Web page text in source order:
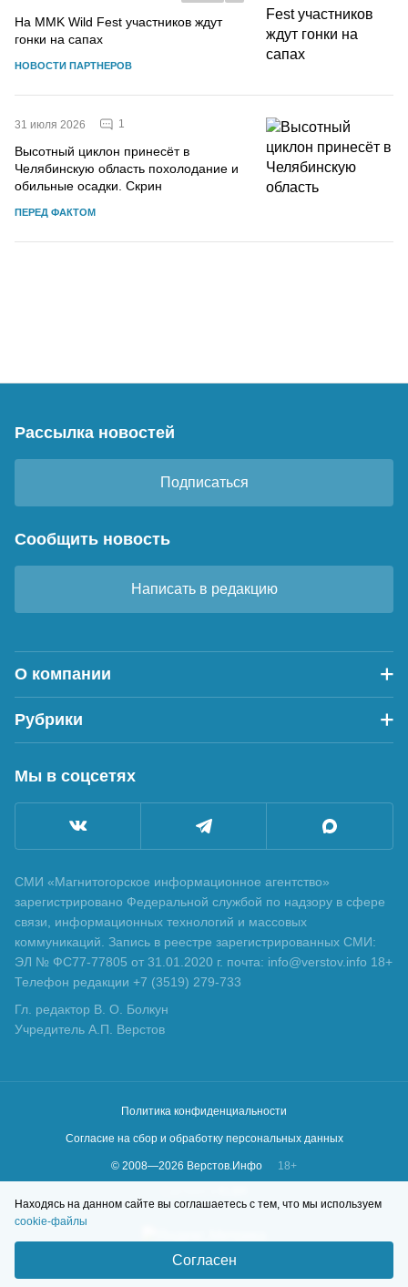
На MMK Wild Fest участников ждут
гонки на сапах
НОВОСТИ ПАРТНЕРОВ
31 июля 2026 1
Высотный циклон принесёт в
Челябинскую область похолодание и
обильные осадки. Скрин
ПЕРЕД ФАКТОМ
Рассылка новостей
Подписаться
Сообщить новость
Написать в редакцию
О компании
Рубрики
Мы в соцсетях
СМИ «Магнитогорское информационное агентство»
зарегистрировано Федеральной службой по надзору в сфере
связи, информационных технологий и массовых
коммуникаций. Запись в реестре зарегистрированных СМИ:
ЭЛ № ФС77-77805 от 31.01.2020 г. почта: info@verstov.info 18+
Телефон редакции +7 (3519) 279-733
Гл. редактор В. О. Болкун
Учредитель А.П. Верстов
Политика конфиденциальности
Согласие на сбор и обработку персональных данных
© 2008—2026 Верстов.Инфо
18+
Находясь на данном сайте вы соглашаетесь с тем, что мы используем
cookie-файлы
Согласен